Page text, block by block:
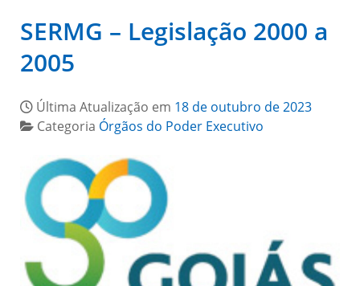
SERMG – Legislação 2000 a
2005
Última Atualização em 18 de outubro de 2023
Categoria Órgãos do Poder Executivo